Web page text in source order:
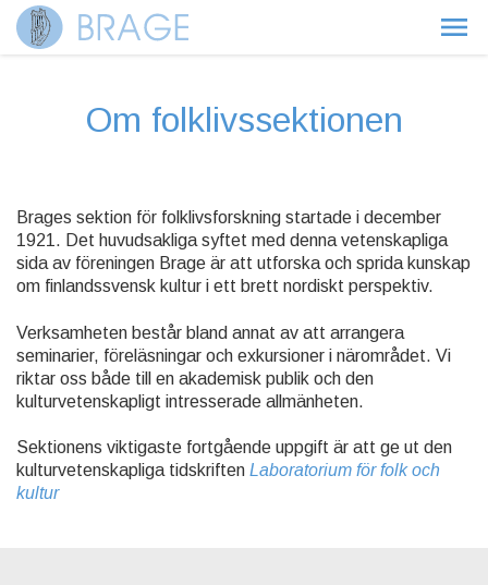
Om folklivssektionen
Brages sektion för folklivsforskning startade i december
1921. Det huvudsakliga syftet med denna vetenskapliga
sida av föreningen Brage är att utforska och sprida kunskap
om finlandssvensk kultur i ett brett nordiskt perspektiv.
Verksamheten består bland annat av att arrangera
seminarier, föreläsningar och exkursioner i närområdet. Vi
riktar oss både till en akademisk publik och den
kulturvetenskapligt intresserade allmänheten.
Sektionens viktigaste fortgående uppgift är att ge ut den
kulturvetenskapliga tidskriften Laboratorium för folk och
kultur